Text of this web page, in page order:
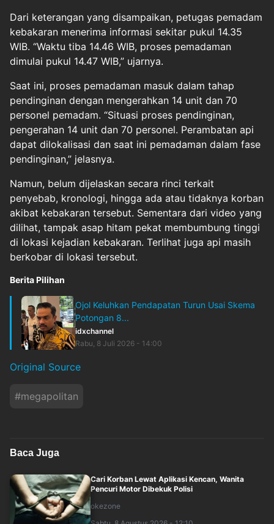
Dari keterangan yang disampaikan, petugas pemadam
kebakaran menerima informasi sekitar pukul 14.35
WIB. “Waktu tiba 14.46 WIB, proses pemadaman
dimulai pukul 14.47 WIB,” ujarnya.
Saat ini, proses pemadaman masuk dalam tahap
pendinginan dengan mengerahkan 14 unit dan 70
personel pemadam. “Situasi proses pendinginan,
pengerahan 14 unit dan 70 personel. Perambatan api
dapat dilokalisasi dan saat ini pemadaman dalam fase
pendinginan,” jelasnya.
Namun, belum dijelaskan secara rinci terkait
penyebab, kronologi, hingga ada atau tidaknya korban
akibat kebakaran tersebut. Sementara dari video yang
dilihat, tampak asap hitam pekat membumbung tinggi
di lokasi kejadian kebakaran. Terlihat juga api masih
berkobar di lokasi tersebut.
Berita Pilihan
Ojol Keluhkan Pendapatan Turun Usai Skema
Potongan 8...
idxchannel
Rabu, 8 Juli 2026 - 14:00
Original Source
#megapolitan
Baca Juga
Cari Korban Lewat Aplikasi Kencan, Wanita
Pencuri Motor Dibekuk Polisi
okezone